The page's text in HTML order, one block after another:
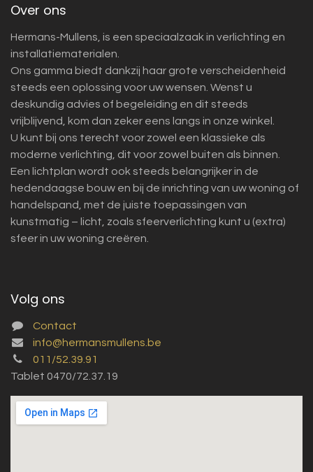
Over ons
Hermans-Mullens, is een speciaalzaak in verlichting en
installatiematerialen.
Ons gamma biedt dankzij haar grote verscheidenheid
steeds een oplossing voor uw wensen. Wenst u
deskundig advies of begeleiding en dit steeds
vrijblijvend, kom dan zeker eens langs in onze winkel.
U kunt bij ons terecht voor zowel een klassieke als
moderne verlichting, dit voor zowel buiten als binnen.
Een lichtplan wordt ook steeds belangrijker in de
hedendaagse bouw en bij de inrichting van uw woning of
handelspand, met de juiste toepassingen van
kunstmatig – licht, zoals sfeerverlichting kunt u (extra)
sfeer in uw woning creëren.
Volg ons
Contact
info@hermansmullens.be
011/52.39.91
Tablet 0470/72.37.19